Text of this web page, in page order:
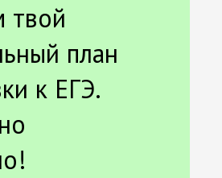
твой
план
к ЕГЭ.